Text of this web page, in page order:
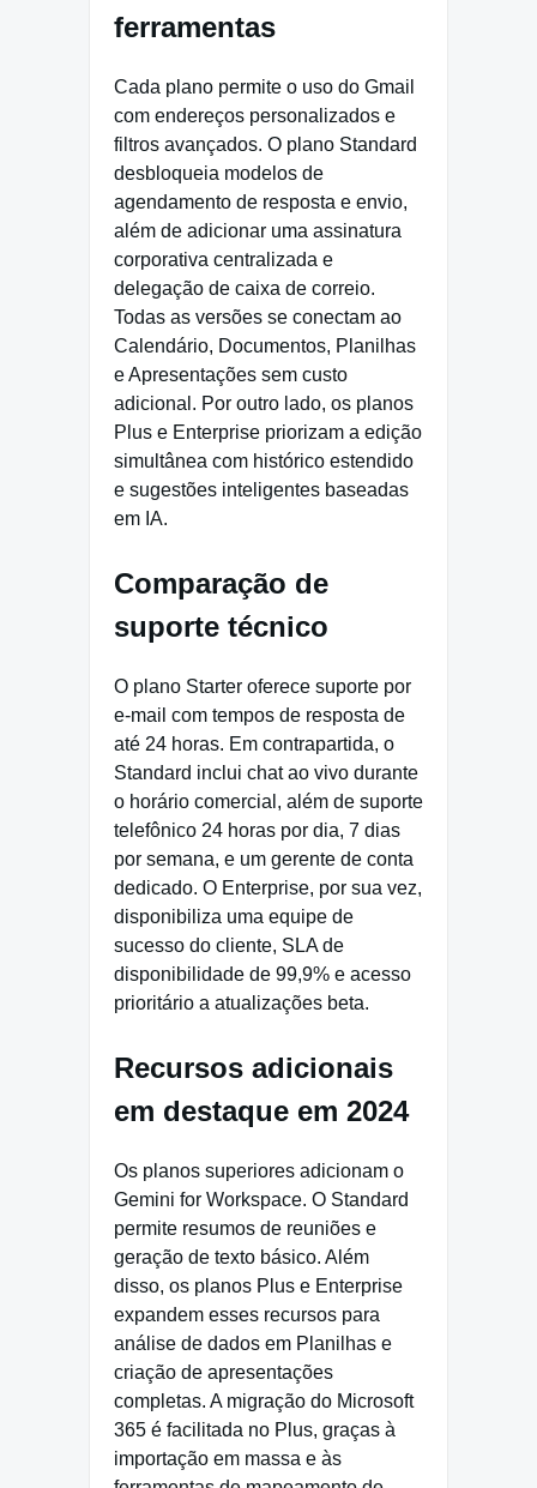
ferramentas
Cada plano permite o uso do Gmail
com endereços personalizados e
filtros avançados. O plano Standard
desbloqueia modelos de
agendamento de resposta e envio,
além de adicionar uma assinatura
corporativa centralizada e
delegação de caixa de correio.
Todas as versões se conectam ao
Calendário, Documentos, Planilhas
e Apresentações sem custo
adicional. Por outro lado, os planos
Plus e Enterprise priorizam a edição
simultânea com histórico estendido
e sugestões inteligentes baseadas
em IA.
Comparação de
suporte técnico
O plano Starter oferece suporte por
e-mail com tempos de resposta de
até 24 horas. Em contrapartida, o
Standard inclui chat ao vivo durante
o horário comercial, além de suporte
telefônico 24 horas por dia, 7 dias
por semana, e um gerente de conta
dedicado. O Enterprise, por sua vez,
disponibiliza uma equipe de
sucesso do cliente, SLA de
disponibilidade de 99,9% e acesso
prioritário a atualizações beta.
Recursos adicionais
em destaque em 2024
Os planos superiores adicionam o
Gemini for Workspace. O Standard
permite resumos de reuniões e
geração de texto básico. Além
disso, os planos Plus e Enterprise
expandem esses recursos para
análise de dados em Planilhas e
criação de apresentações
completas. A migração do Microsoft
365 é facilitada no Plus, graças à
importação em massa e às